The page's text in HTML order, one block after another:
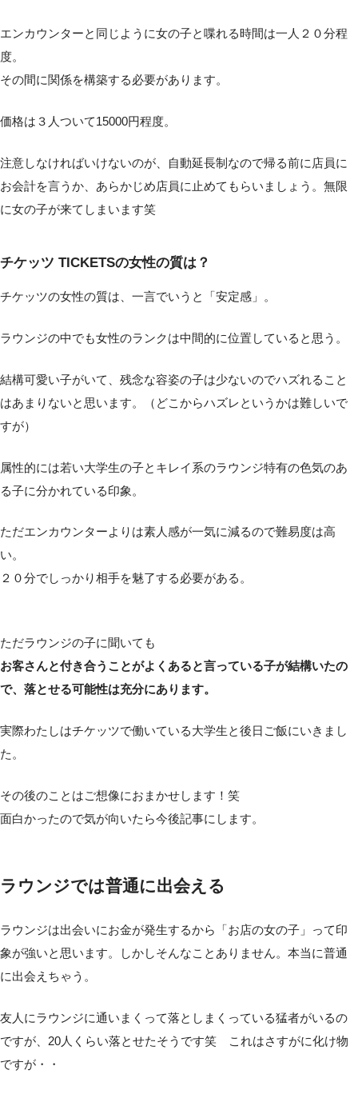
エンカウンターと同じように女の子と喋れる時間は一人２０分程
度。
その間に関係を構築する必要があります。
価格は３人ついて15000円程度。
注意しなければいけないのが、自動延長制なので帰る前に店員に
お会計を言うか、あらかじめ店員に止めてもらいましょう。無限
に女の子が来てしまいます笑
チケッツ TICKETSの女性の質は？
チケッツの女性の質は、一言でいうと「安定感」。
ラウンジの中でも女性のランクは中間的に位置していると思う。
結構可愛い子がいて、残念な容姿の子は少ないのでハズれること
はあまりないと思います。（どこからハズレというかは難しいで
すが）
属性的には若い大学生の子とキレイ系のラウンジ特有の色気のあ
る子に分かれている印象。
ただエンカウンターよりは素人感が一気に減るので難易度は高
い。
２０分でしっかり相手を魅了する必要がある。
ただラウンジの子に聞いても
お客さんと付き合うことがよくあると言っている子が結構いたの
で、落とせる可能性は充分にあります。
実際わたしはチケッツで働いている大学生と後日ご飯にいきまし
た。
その後のことはご想像におまかせします！笑
面白かったので気が向いたら今後記事にします。
ラウンジでは普通に出会える
ラウンジは出会いにお金が発生するから「お店の女の子」って印
象が強いと思います。しかしそんなことありません。本当に普通
に出会えちゃう。
友人にラウンジに通いまくって落としまくっている猛者がいるの
ですが、20人くらい落とせたそうです笑 これはさすがに化け物
ですが・・